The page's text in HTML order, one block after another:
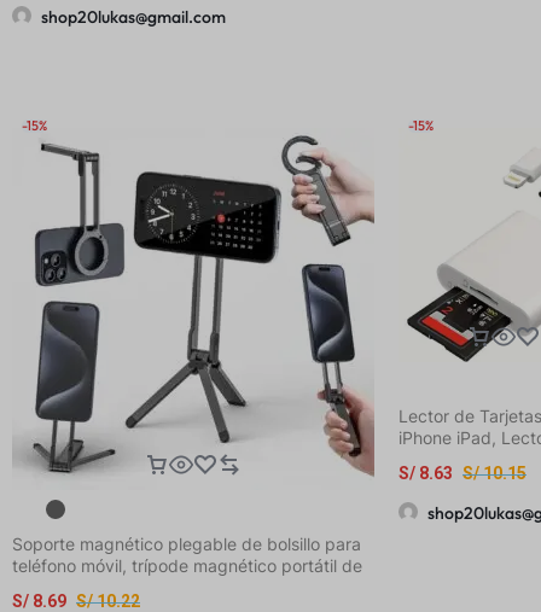
shop20lukas@gmail.com
-15%
Soporte magnético plegable de bolsillo para
teléfono móvil, trípode magnético portátil de
S/10.22
S/ 8.69
-15%
Lector de
iPhone iPad,
5.08 cm con 2
C para Tarjeta de
Memoria/SD,
S/10.15
S/ 8.63